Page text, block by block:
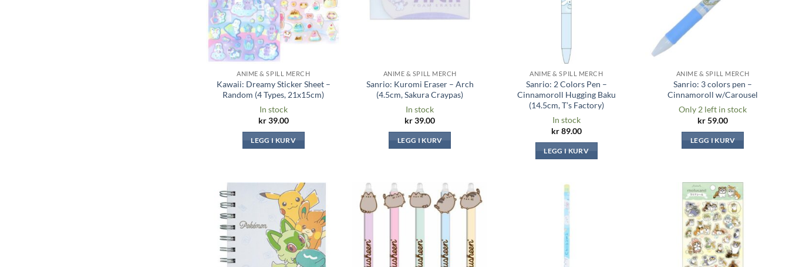
ANIME & SPILL MERCH
Kawaii: Dreamy Sticker Sheet –
Random (4 Types, 21x15cm)
In stock
kr39.00
LEGG I KURV
ANIME & SPILL MERCH
Sanrio: Kuromi Eraser – Arch
(4.5cm, Sakura Craypas)
In stock
kr39.00
LEGG I KURV
ANIME & SPILL MERCH
Sanrio: 2 Colors Pen –
Cinnamoroll Hugging Baku
(14.5cm, T’s Factory)
In stock
kr89.00
LEGG I KURV
ANIME & SPILL MERCH
Sanrio: 3 colors pen –
Cinnamoroll w/Carousel
Only 2 left in stock
kr59.00
LEGG I KURV
Legg til i
ønskeliste
ønskeliste